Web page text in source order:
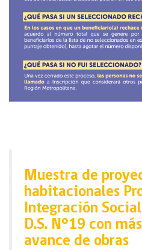
Muestra de
habitacionales
Integración
D.S. N°19 con
avance de obras